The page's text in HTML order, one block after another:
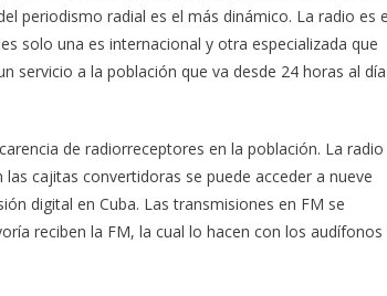
periodismo radial es el más dinámico. La radio es
solo una es internacional y otra especializada que
servicio a la población que va desde 24 horas al día
de radiorreceptores en la población. La radio
cajitas convertidoras se puede acceder a nueve
digital en Cuba. Las transmisiones en FM se
reciben la FM, la cual lo hacen con los audífonos